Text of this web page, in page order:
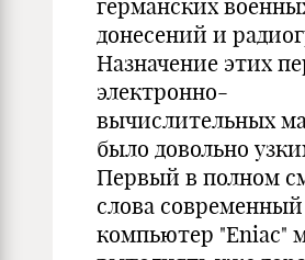
германских
донесений и
Назначение этих
электронно-
вычислительных
было довольно
Первый в полном
слова современный
компьютер "Eniac"